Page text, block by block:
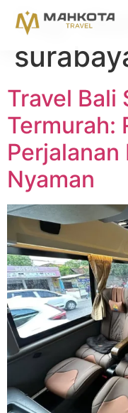
Tag:
Travel Bali
Termurah:
Perjalanan
Nyaman